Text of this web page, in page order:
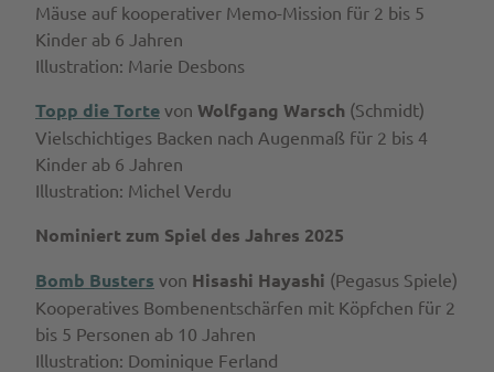
Mäuse auf kooperativer Memo-Mission für 2 bis 5
Kinder ab 6 Jahren
Illustration: Marie Desbons
Topp die Torte von Wolfgang Warsch (Schmidt)
Vielschichtiges Backen nach Augenmaß für 2 bis 4
Kinder ab 6 Jahren
Illustration: Michel Verdu
Nominiert zum Spiel des Jahres 2025
Bomb Busters von Hisashi Hayashi (Pegasus Spiele)
Kooperatives Bombenentschärfen mit Köpfchen für 2
bis 5 Personen ab 10 Jahren
Illustration: Dominique Ferland